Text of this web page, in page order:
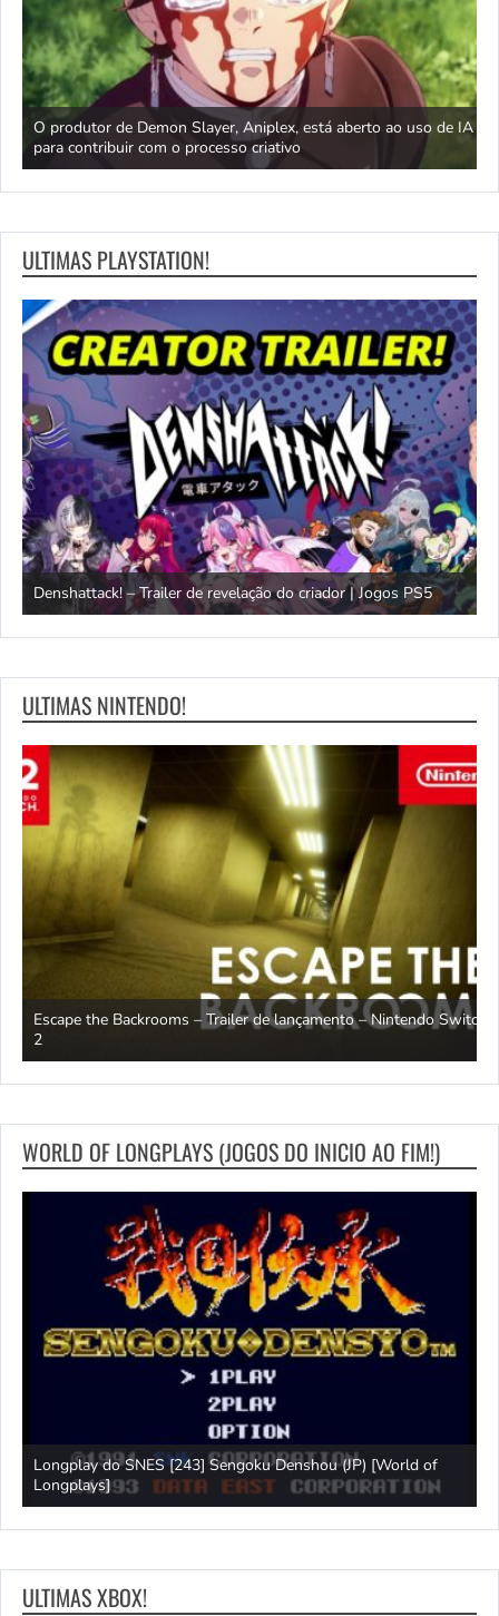
O produtor de Demon Slayer, Aniplex, está aberto ao uso de IA
para contribuir com o processo criativo
ULTIMAS PLAYSTATION!
Denshattack! – Trailer de revelação do criador | Jogos PS5
ULTIMAS NINTENDO!
Escape the Backrooms – Trailer de lançamento – Nintendo Switch
2
WORLD OF LONGPLAYS (JOGOS DO INICIO AO FIM!)
Longplay do SNES [243] Sengoku Denshou (JP) [World of
Longplays]
ULTIMAS XBOX!